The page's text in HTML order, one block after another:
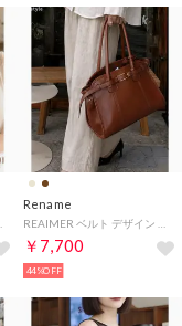
Rename
￥7,700
44%OFF